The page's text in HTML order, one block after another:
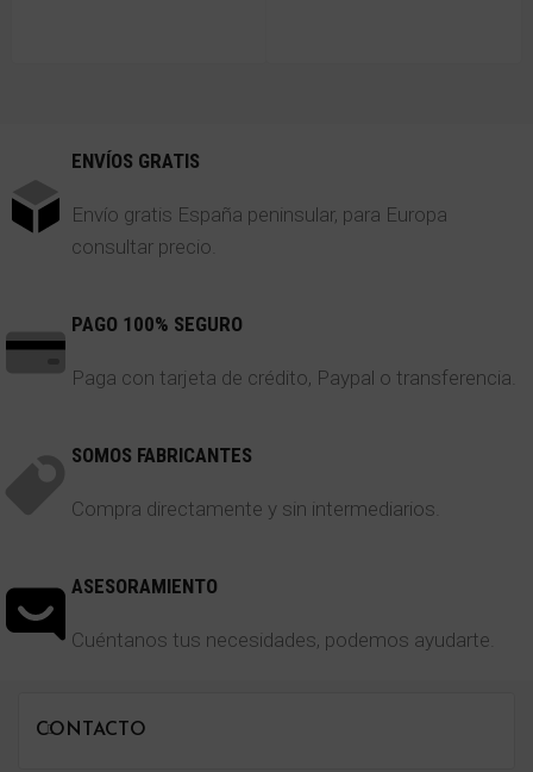
ENVÍOS GRATIS
Envío gratis España peninsular, para Europa
consultar precio.
PAGO 100% SEGURO
Paga con tarjeta de crédito, Paypal o transferencia.
SOMOS FABRICANTES
Compra directamente y sin intermediarios.
ASESORAMIENTO
Cuéntanos tus necesidades, podemos ayudarte.
CONTACTO